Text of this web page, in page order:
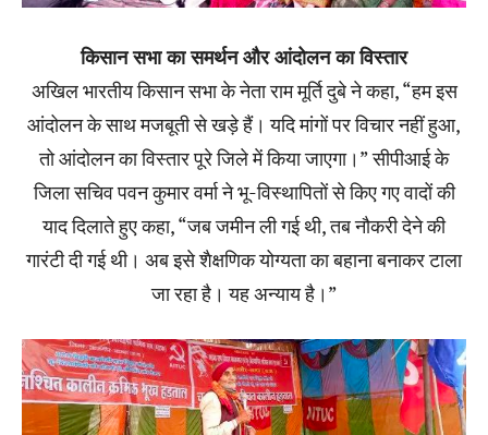
किसान सभा का समर्थन और आंदोलन का विस्तार
अखिल भारतीय किसान सभा के नेता राम मूर्ति दुबे ने कहा, “हम इस
आंदोलन के साथ मजबूती से खड़े हैं। यदि मांगों पर विचार नहीं हुआ,
तो आंदोलन का विस्तार पूरे जिले में किया जाएगा।” सीपीआई के
जिला सचिव पवन कुमार वर्मा ने भू-विस्थापितों से किए गए वादों की
याद दिलाते हुए कहा, “जब जमीन ली गई थी, तब नौकरी देने की
गारंटी दी गई थी। अब इसे शैक्षणिक योग्यता का बहाना बनाकर टाला
जा रहा है। यह अन्याय है।”